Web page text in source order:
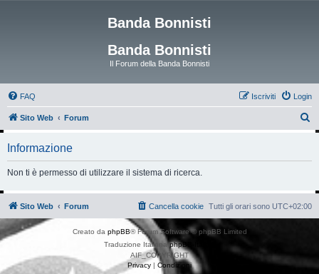
Banda Bonnisti
Banda Bonnisti
Il Forum della Banda Bonnisti
FAQ Login
Iscriviti
Sito Web Forum
Informazione
Non ti è permesso di utilizzare il sistema di ricerca.
Sito Web Forum Tutti gli orari sono UTC+02:00
Cancella cookie
Creato da phpBB® Forum Software © phpBB Limited
Traduzione ItalianaphpBB-Italia.it
AIF_COPYRIGHT
Privacy | Condizioni